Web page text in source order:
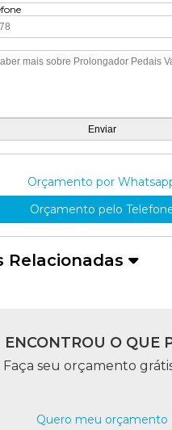
Orçamento por
Orçamento pelo
Relacionadas
ENCONTROU O QUE
Faça seu orçamento
Quero meu orçamento